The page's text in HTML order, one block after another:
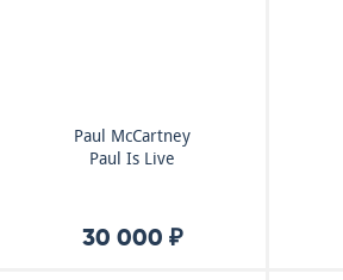
Paul McCartney
Paul Is Live
30 000 ₽